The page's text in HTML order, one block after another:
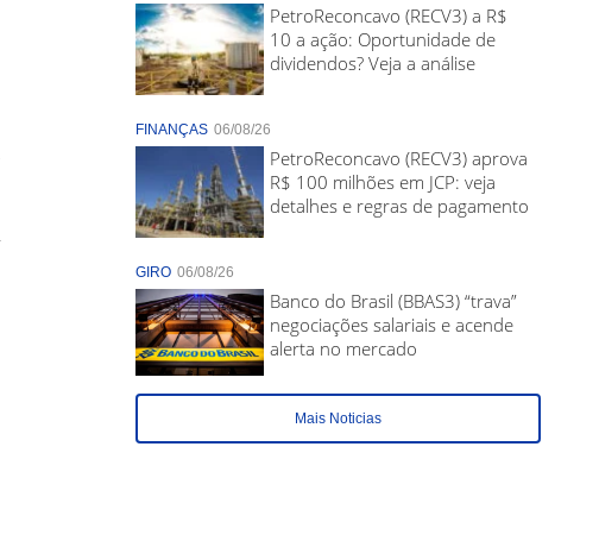
PetroReconcavo (RECV3) a R$
10 a ação: Oportunidade de
dividendos? Veja a análise
FINANÇAS 06/08/26
PetroReconcavo (RECV3) aprova
R$ 100 milhões em JCP: veja
detalhes e regras de pagamento
GIRO 06/08/26
Banco do Brasil (BBAS3) “trava”
negociações salariais e acende
alerta no mercado
Mais Noticias